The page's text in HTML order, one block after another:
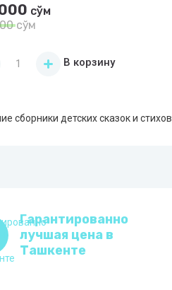
сўм
сўм
В корзину
сборники детских сказок и стихов
Гарантированно
лучшая цена в
Ташкенте